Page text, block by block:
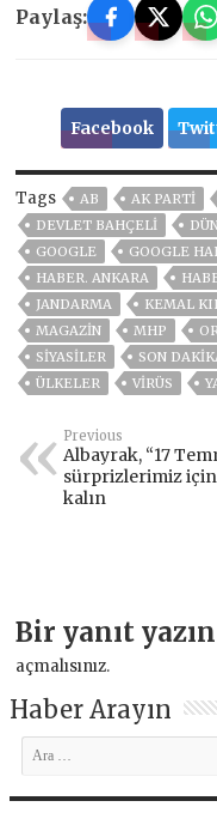
Paylaş:
Facebook
Tags AB AK PARTİ
DEVLET BAHÇELİ
GOOGLE
GOOGLE
HABER. ANKARA
JANDARMA
KEMAL
MAGAZİN
MHP
SİYASİLER
SON
ÜLKELER
VIRÜS
Previous
Albayrak, “17
sürprizlerimiz
kalın
Bir yanıt yazın
açmalısınız.
Haber Arayın